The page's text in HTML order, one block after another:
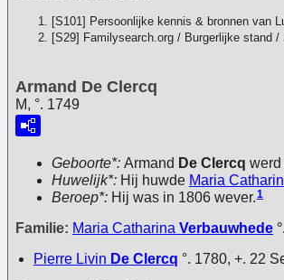
[S101] Persoonlijke kennis & bronnen van
[S29] Familysearch.org / Burgerlijke stand /
Armand De Clercq
M, °. 1749
Geboorte*: Armand De Clercq werd
Huwelijk*: Hij huwde Maria
Beroep*: Hij was in 1806 wever.1
Familie: Maria Catharina Verbauwhede
Pierre Livin De Clercq °. 1780, +. 22